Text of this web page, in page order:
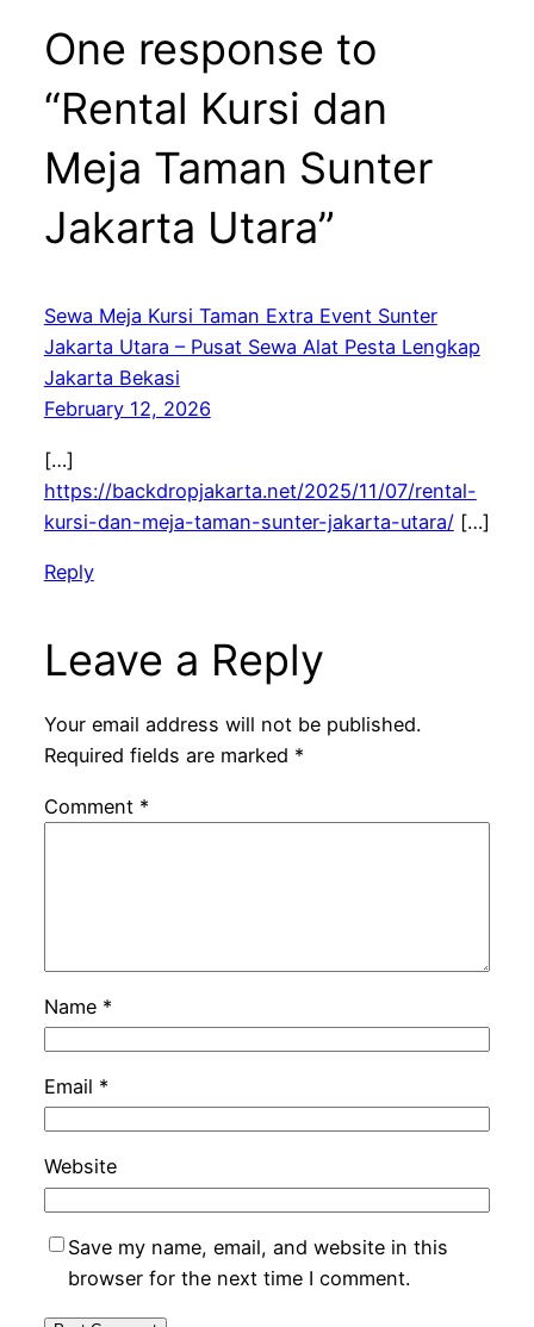
One response to
“Rental Kursi dan
Meja Taman Sunter
Jakarta Utara”
Sewa Meja Kursi Taman Extra Event Sunter
Jakarta Utara – Pusat Sewa Alat Pesta Lengkap
Jakarta Bekasi
February 12, 2026
[…]
https://backdropjakarta.net/2025/11/07/rental-
kursi-dan-meja-taman-sunter-jakarta-utara/[…]
Reply
Leave a Reply
Your email address will not be published.
Required fields are marked *
Comment *
Name *
Email *
Website
Save my name, email, and website in this
browser for the next time I comment.